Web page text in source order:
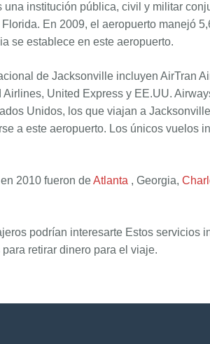
institución pública, civil y militar
En 2009, el aeropuerto manejó
se establece en este aeropuerto.
de Jacksonville incluyen AirTran
United Express y EE.UU.
Unidos, los que viajan a
a este aeropuerto. Los únicos vuelos
2010 fueron deAtlanta , Georgia,
podrían interesarte Estos servicios
retirar dinero para el viaje.